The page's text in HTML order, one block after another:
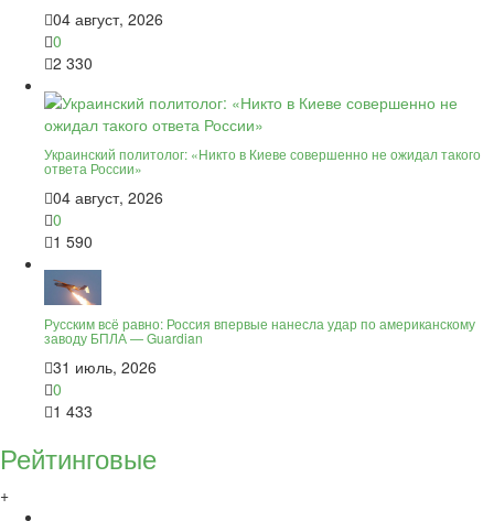
04 август, 2026
0
2 330
Украинский политолог: «Никто в Киеве совершенно не ожидал такого
ответа России»
04 август, 2026
0
1 590
Русским всё равно: Россия впервые нанесла удар по американскому
заводу БПЛА — Guardian
31 июль, 2026
0
1 433
Рейтинговые
+